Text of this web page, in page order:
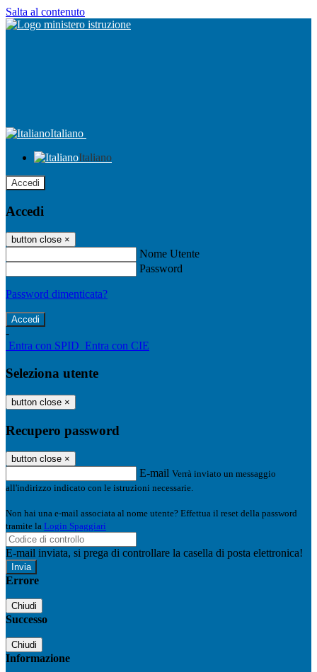
Salta al contenuto
Italiano
Italiano
Accedi
Accedi
button close ×
Nome Utente
Password
Password dimenticata?
-
Entra con SPID Entra con CIE
Seleziona utente
button close ×
Recupero password
button close ×
E-mail Verrà inviato un messaggio
all'indirizzo indicato con le istruzioni necessarie.
Non hai una e-mail associata al nome utente? Effettua il reset della password
tramite la Login Spaggiari
E-mail inviata, si prega di controllare la casella di posta elettronica!
Errore
Chiudi
Successo
Chiudi
Informazione